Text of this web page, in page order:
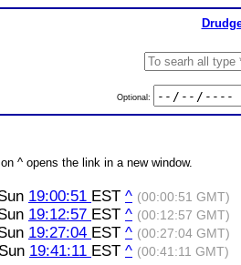
Optional:
^ opens the link in a new window.
19:00:51 EST ^ (00:00:51 GMT)
19:12:57 EST ^ (00:12:57 GMT)
19:27:04 EST ^ (00:27:04 GMT)
19:41:11 EST ^ (00:41:11 GMT)